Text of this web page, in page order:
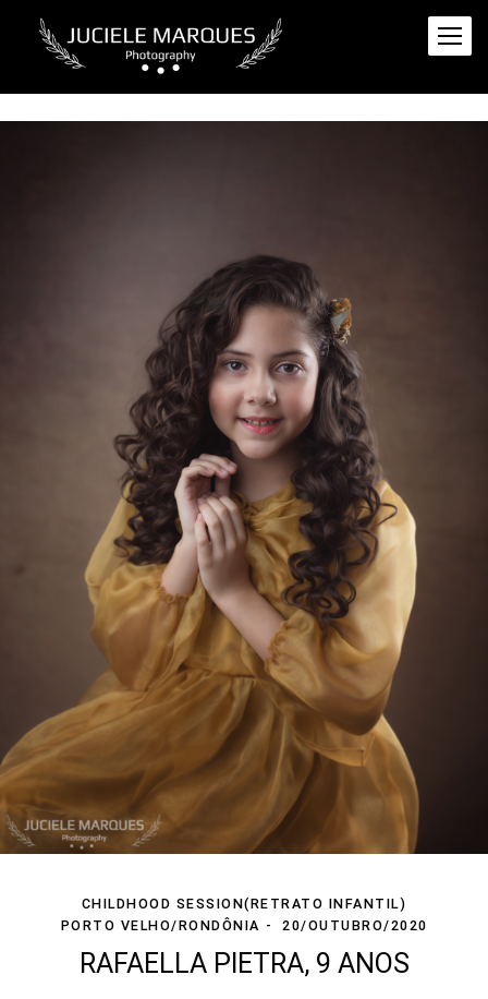
CHILDHOOD SESSION(RETRATO INFANTIL)
PORTO VELHO/RONDÔNIA
20/OUTUBRO/2020
RAFAELLA PIETRA, 9 ANOS